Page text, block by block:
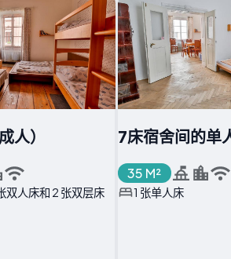
人）
双人床和 2 张双层床
7床宿舍间的单
35 M²
1 张单人床